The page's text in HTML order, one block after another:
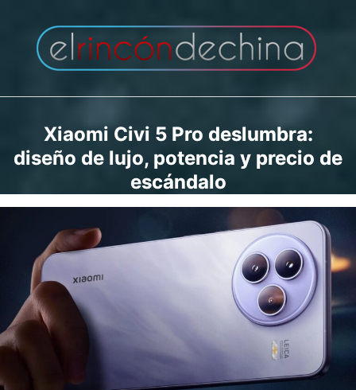
contenido
Xiaomi Civi 5 Pro deslumbra:
diseño de lujo, potencia y precio de
escándalo